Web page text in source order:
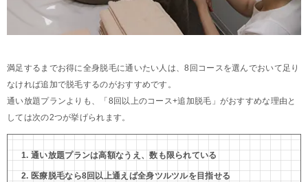
満足するまでお得に全身脱毛に通いたい人は、8回コースを選んでおいて足り
なければ追加で脱毛するのがおすすめです。
通い放題プランよりも、「8回以上のコース+追加脱毛」がおすすめな理由と
しては次の2つが挙げられます。
通い放題プランは高額なうえ、数も限られている
医療脱毛なら8回以上通えば全身ツルツルを目指せる